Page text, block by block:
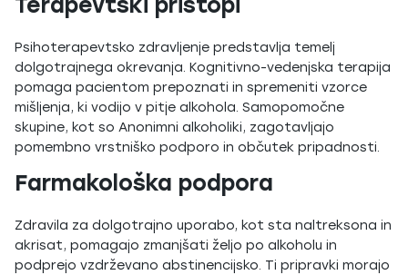
Terapevtski pristopi
Psihoterapevtsko zdravljenje predstavlja temelj
dolgotrajnega okrevanja. Kognitivno-vedenjska terapija
pomaga pacientom prepoznati in spremeniti vzorce
mišljenja, ki vodijo v pitje alkohola. Samopomočne
skupine, kot so Anonimni alkoholiki, zagotavljajo
pomembno vrstniško podporo in občutek pripadnosti.
Farmakološka podpora
Zdravila za dolgotrajno uporabo, kot sta naltreksona in
akrisat, pomagajo zmanjšati željo po alkoholu in
podprejo vzdrževano abstinencijsko. Ti pripravki morajo